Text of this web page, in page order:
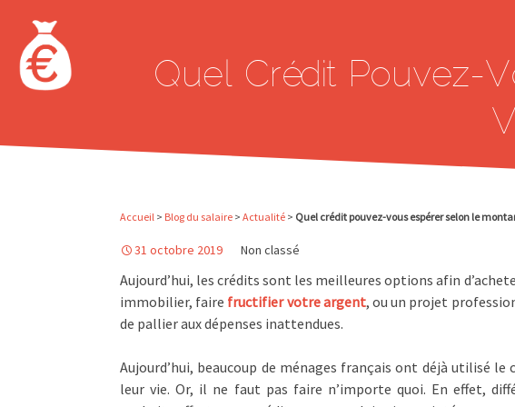
Quel Crédit Pouvez-
Accueil > Blog du salaire > Actualité > Quel crédit pouvez-vous espérer selon le
31 octobre 2019 Non classé
Aujourd’hui, les crédits sont les meilleures options afin
immobilier, faire fructifier votre argent, ou un projet
de pallier aux dépenses inattendues.
Aujourd’hui, beaucoup de ménages français ont déjà utilisé
leur vie. Or, il ne faut pas faire n’importe quoi. En effet,